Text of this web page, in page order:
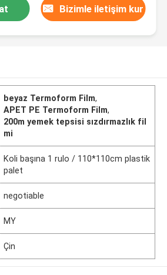
Bizimle iletişim kur
beyaz Termoform Film,
APET PE Termoform Film,
200m yemek tepsisi sızdırmazlık fil
mi
Koli başına 1 rulo / 110*110cm plastik
palet
negotiable
MY
Çin